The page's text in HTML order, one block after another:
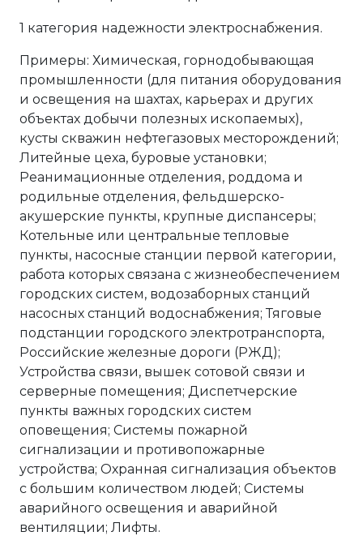
1 категория надежности электроснабжения.
Примеры: Химическая, горнодобывающая
промышленности (для питания оборудования
и освещения на шахтах, карьерах и других
объектах добычи полезных ископаемых),
кусты скважин нефтегазовых месторождений;
Литейные цеха, буровые установки;
Реанимационные отделения, роддома и
родильные отделения, фельдшерско-
акушерские пункты, крупные диспансеры;
Котельные или центральные тепловые
пункты, насосные станции первой категории,
работа которых связана с жизнеобеспечением
городских систем, водозаборных станций
насосных станций водоснабжения; Тяговые
подстанции городского электротранспорта,
Российские железные дороги (РЖД);
Устройства связи, вышек сотовой связи и
серверные помещения; Диспетчерские
пункты важных городских систем
оповещения; Системы пожарной
сигнализации и противопожарные
устройства; Охранная сигнализация объектов
с большим количеством людей; Системы
аварийного освещения и аварийной
вентиляции; Лифты.